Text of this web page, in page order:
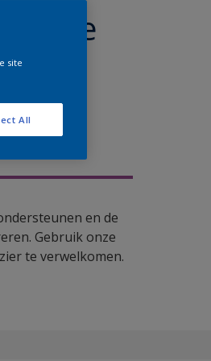
de
en de
Gebruik onze
te verwelkomen.
site
All